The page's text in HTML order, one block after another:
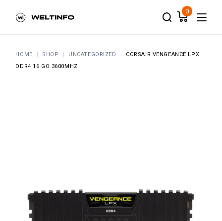
content
0
HOME SHOP UNCATEGORIZED
CORSAIR VENGEANCE LPX
DDR4 16 GO 3600MHZ